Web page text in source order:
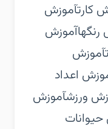
کارت‏آموزش
رنگها‏آموزش
اعداد
ورزش‏آموزش
حیوانات